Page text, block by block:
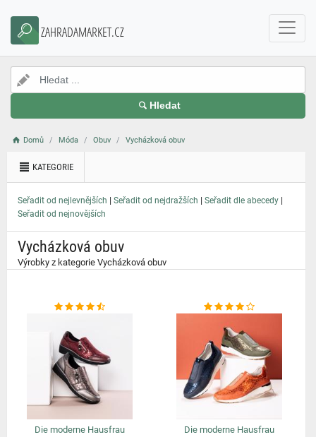
ZAHRADAMARKET.CZ
Hledat
Domů Móda Obuv Vycházková obuv
KATEGORIE
Seřadit od nejlevnějších | Seřadit od nejdražších | Seřadit dle abecedy |
Seřadit od nejnovějších
Vycházková obuv
Výrobky z kategorie Vycházková obuv
Die moderne Hausfrau
Die moderne Hausfrau